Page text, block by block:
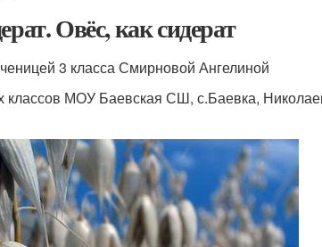
Овёс, как сидерат
3 класса Смирновой Ангелиной
МОУ Баевская СШ, с.Баевка,